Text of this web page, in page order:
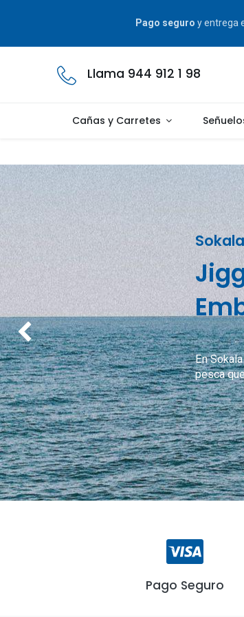
Pago seguro y entrega
Llama 944 912 1 98
Cañas y Carretes
Sokala
En
pesca
Anterior
Pago Seguro